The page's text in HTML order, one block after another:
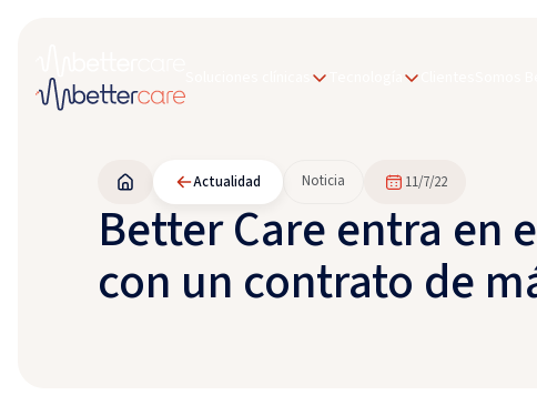
Actualidad Noticia 11/7/22
Better Care entra
con un contrato de